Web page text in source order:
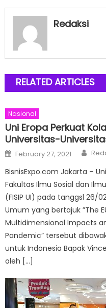
Redaksi
RELATED ARTICLES
Nasional
Uni Eropa Perkuat
Universitas-
Posted
on
February 27, 2021
BisnisExpo.com Jakarta –
Fakultas Ilmu Sosial dan
(FISIP UI) pada tanggsl 26/
Umum yang bertajuk ”The
Multidimensional Impacts
Pandemic” tersebut
untuk Indonesia Bapak
oleh […]